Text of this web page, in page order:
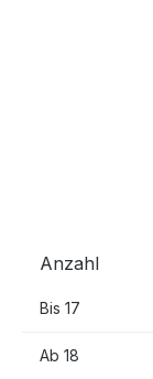
Anzahl
Bis 17
Ab 18